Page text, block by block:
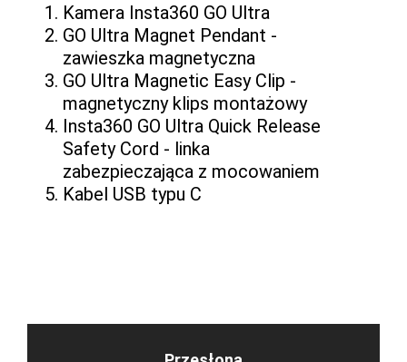
Kamera Insta360 GO Ultra
GO Ultra Magnet Pendant -
zawieszka magnetyczna
GO Ultra Magnetic Easy Clip -
magnetyczny klips montażowy
Insta360 GO Ultra Quick Release
Safety Cord - linka
zabezpieczająca z mocowaniem
Kabel USB typu C